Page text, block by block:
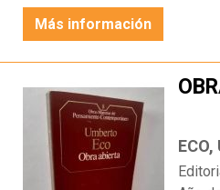
Más información
ECO,